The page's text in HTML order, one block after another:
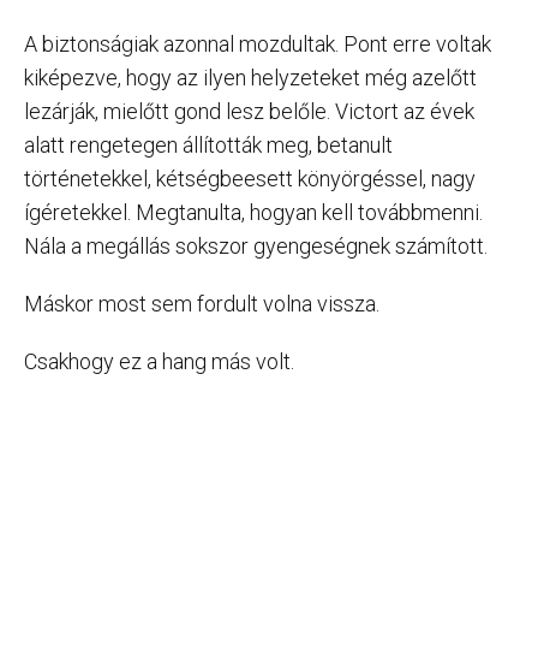
A biztonságiak azonnal mozdultak. Pont erre voltak
kiképezve, hogy az ilyen helyzeteket még azelőtt
lezárják, mielőtt gond lesz belőle. Victort az évek
alatt rengetegen állították meg, betanult
történetekkel, kétségbeesett könyörgéssel, nagy
ígéretekkel. Megtanulta, hogyan kell továbbmenni.
Nála a megállás sokszor gyengeségnek számított.
Máskor most sem fordult volna vissza.
Csakhogy ez a hang más volt.